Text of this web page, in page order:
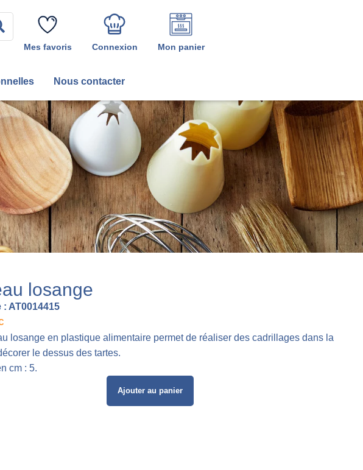
Rechercher
Mes favoris Connexion Mon panier
Nous contacter
losange
: AT0014415
losange en plastique alimentaire permet de réaliser des cadrillages dans la
le dessus des tartes.
cm : 5.
Ajouter au panier